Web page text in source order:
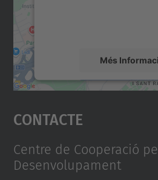
Més
Accepta
powered by
Contacte
Centre de Cooperació
Desenvolupament